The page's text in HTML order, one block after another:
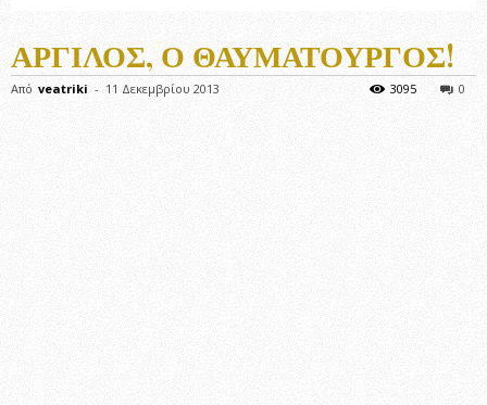
ΆΡΓΙΛΟΣ, Ο ΘΑΥΜΑΤΟΥΡΓΌΣ!
Από veatriki - 11 Δεκεμβρίου 2013 0
3095